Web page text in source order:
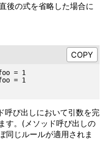
後の式を省略した場合に
= 1
= 1
び出しにおいて引数を完
す。(メソッド呼び出しの
同じルールが適用されま